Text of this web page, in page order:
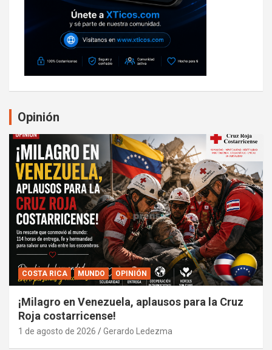
Opinión
COSTA RICA MUNDO OPINIÓN
¡Milagro en Venezuela, aplausos para la Cruz
Roja costarricense!
1 de agosto de 2026 Gerardo Ledezma